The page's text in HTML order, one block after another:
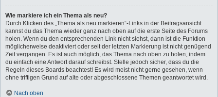
Wie markiere ich ein Thema als neu?
Durch Klicken des „Thema als neu markieren“-Links in der Beitragsansicht
kannst du das Thema wieder ganz nach oben auf die erste Seite des Forums
holen. Wenn du den entsprechenden Link nicht siehst, dann ist die Funktion
möglicherweise deaktiviert oder seit der letzten Markierung ist nicht genügend
Zeit vergangen. Es ist auch möglich, das Thema nach oben zu holen, indem
du einfach eine Antwort darauf schreibst. Stelle jedoch sicher, dass du die
Regeln dieses Boards beachtest! Es wird meist nicht gerne gesehen, wenn
ohne triftigen Grund auf alte oder abgeschlossene Themen geantwortet wird.
Nach oben